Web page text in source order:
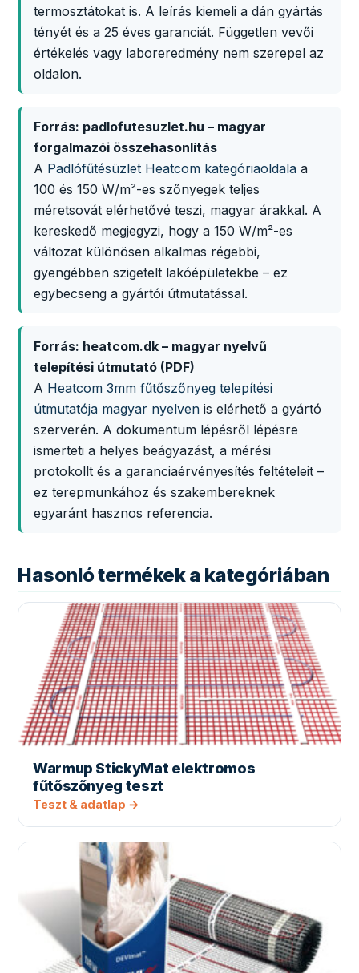
termosztátokat is. A leírás kiemeli a dán gyártás
tényét és a 25 éves garanciát. Független vevői
értékelés vagy laboreredmény nem szerepel az
oldalon.
Forrás: padlofutesuzlet.hu – magyar
forgalmazói összehasonlítás
A Padlófűtésüzlet Heatcom kategóriaoldala a
100 és 150 W/m²-es szőnyegek teljes
méretsovát elérhetővé teszi, magyar árakkal. A
kereskedő megjegyzi, hogy a 150 W/m²-es
változat különösen alkalmas régebbi,
gyengébben szigetelt lakóépületekbe – ez
egybecseng a gyártói útmutatással.
Forrás: heatcom.dk – magyar nyelvű
telepítési útmutató (PDF)
A Heatcom 3mm fűtőszőnyeg telepítési
útmutatója magyar nyelven is elérhető a gyártó
szerverén. A dokumentum lépésről lépésre
ismerteti a helyes beágyazást, a mérési
protokollt és a garanciaérvényesítés feltételeit –
ez terepmunkához és szakembereknek
egyaránt hasznos referencia.
Hasonló termékek a kategóriában
Warmup StickyMat elektromos
fűtőszőnyeg teszt
Teszt & adatlap →